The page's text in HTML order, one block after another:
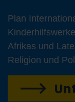
Plan
Afrikas und
Religion und